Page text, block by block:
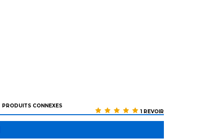
PRODUITS CONNEXES
1 REVOIR